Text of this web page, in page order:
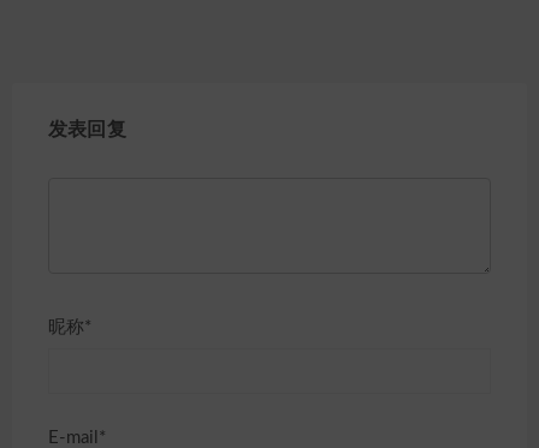
发表回复
昵称*
E-mail*